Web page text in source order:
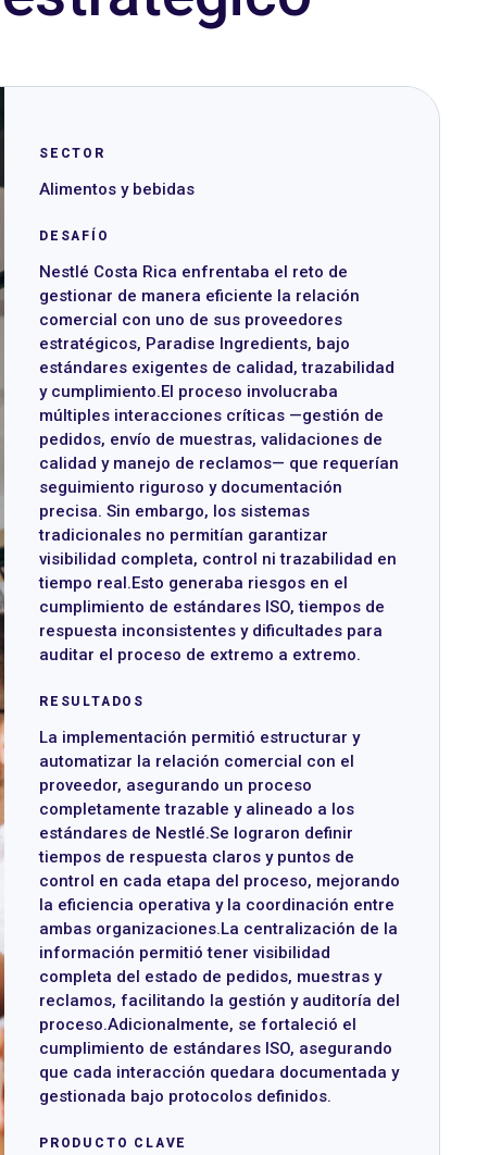
SECTOR
Alimentos y bebidas
DESAFÍO
Nestlé Costa Rica enfrentaba el reto de
gestionar de manera eficiente la relación
comercial con uno de sus proveedores
estratégicos, Paradise Ingredients, bajo
estándares exigentes de calidad, trazabilidad
y cumplimiento.El proceso involucraba
múltiples interacciones críticas —gestión de
pedidos, envío de muestras, validaciones de
calidad y manejo de reclamos— que requerían
seguimiento riguroso y documentación
precisa. Sin embargo, los sistemas
tradicionales no permitían garantizar
visibilidad completa, control ni trazabilidad en
tiempo real.Esto generaba riesgos en el
cumplimiento de estándares ISO, tiempos de
respuesta inconsistentes y dificultades para
auditar el proceso de extremo a extremo.
RESULTADOS
La implementación permitió estructurar y
automatizar la relación comercial con el
proveedor, asegurando un proceso
completamente trazable y alineado a los
estándares de Nestlé.Se lograron definir
tiempos de respuesta claros y puntos de
control en cada etapa del proceso, mejorando
la eficiencia operativa y la coordinación entre
ambas organizaciones.La centralización de la
información permitió tener visibilidad
completa del estado de pedidos, muestras y
reclamos, facilitando la gestión y auditoría del
proceso.Adicionalmente, se fortaleció el
cumplimiento de estándares ISO, asegurando
que cada interacción quedara documentada y
gestionada bajo protocolos definidos.
PRODUCTO CLAVE